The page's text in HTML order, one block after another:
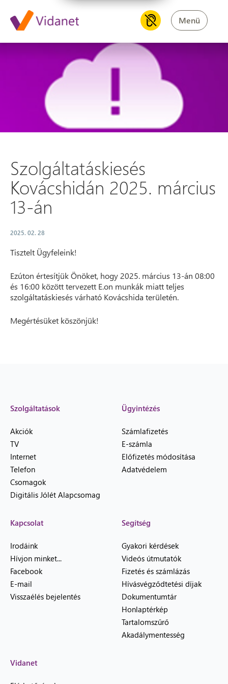
Menü
Szolgáltatáskiesés
Szolgáltatáskiesés
Kovácshidán 2025. március
13-án
2025. 02. 28
Tisztelt Ügyfeleink!
Ezúton értesítjük Önöket, hogy 2025. március 13-án 08:00
és 16:00 között tervezett E.on munkák miatt teljes
szolgáltatáskiesés várható Kovácshida területén.
Megértésüket köszönjük!
Szolgáltatások
Akciók
TV
Internet
Telefon
Csomagok
Digitális Jólét Alapcsomag
Ügyintézés
Számlafizetés
E-számla
Előfizetés módosítása
Adatvédelem
Kapcsolat
Irodáink
Hívjon minket...
Facebook
E-mail
Visszaélés bejelentés
Segítség
Gyakori kérdések
Videós útmutatók
Fizetés és számlázás
Hívásvégződtetési díjak
Dokumentumtár
Honlaptérkép
Tartalomszűrő
Akadálymentesség
Vidanet